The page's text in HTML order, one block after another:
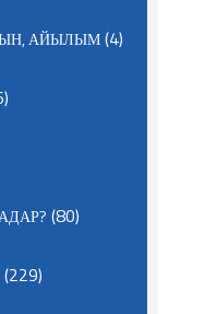
АЙЫЛЫМ(4)
(80)
(229)